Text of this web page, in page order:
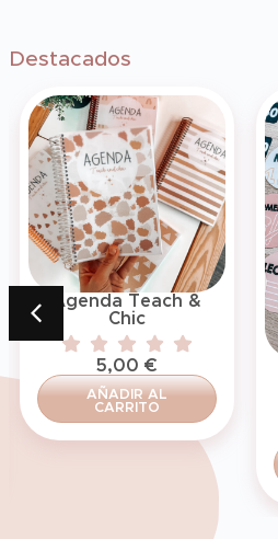
Destacados
Agenda Teach &
Chic
5,00 €
AÑADIR AL
CARRITO